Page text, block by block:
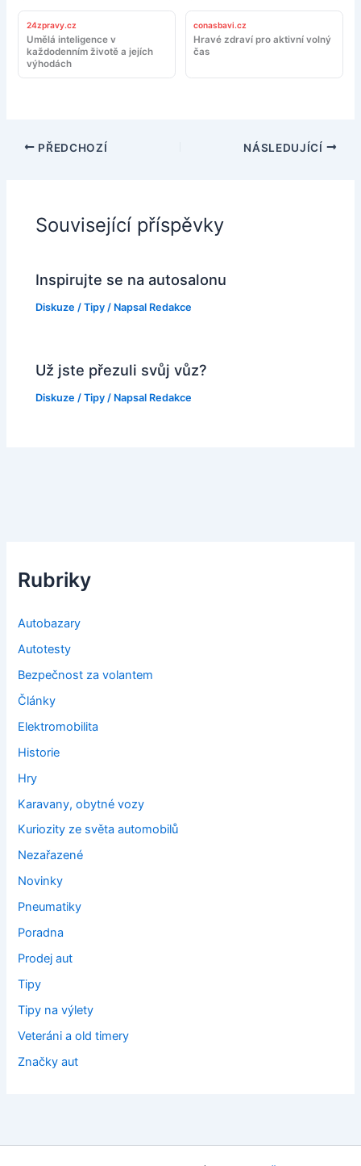
24zpravy.cz
Umělá inteligence v
každodenním životě a jejích
výhodách
conasbavi.cz
Hravé zdraví pro aktivní volný
čas
PŘEDCHOZÍ NÁSLEDUJÍCÍ
Související příspěvky
Inspirujte se na autosalonu
Diskuze /Tipy / Napsal Redakce
Už jste přezuli svůj vůz?
Diskuze /Tipy / Napsal Redakce
Rubriky
Autobazary
Autotesty
Bezpečnost za volantem
Články
Elektromobilita
Historie
Hry
Karavany, obytné vozy
Kuriozity ze světa automobilů
Nezařazené
Novinky
Pneumatiky
Poradna
Prodej aut
Tipy
Tipy na výlety
Veteráni a old timery
Značky aut